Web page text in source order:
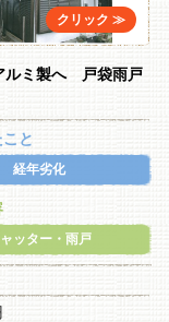
ルミ製へ 戸袋雨戸
と
経年劣化
ッター・雨戸